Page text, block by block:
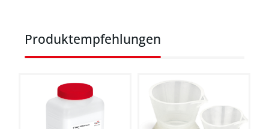
Produktgalerie überspringen
Produktempfehlungen